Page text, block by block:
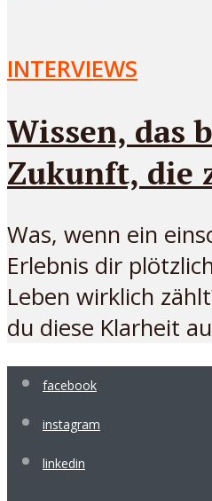
INTERVIEWS
Wissen, das
Zukunft, die
Was, wenn ein
Erlebnis dir
Leben wirklich
du diese Klarheit
facebook
instagram
linkedin